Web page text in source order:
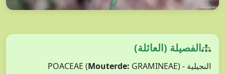
الفصيلة (العائلة)
النجيلية - POACEAE ( Mouterde: GRAMINEAE)